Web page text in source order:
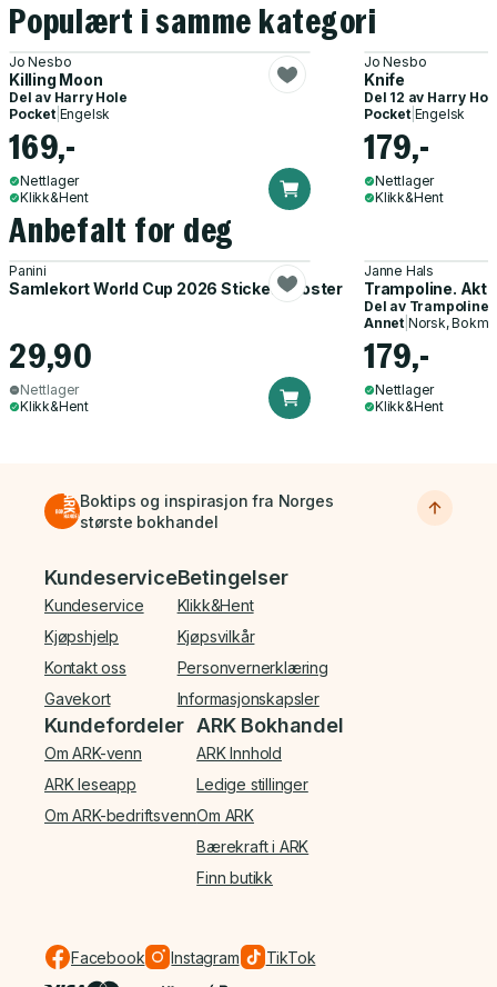
Populært i samme kategori
Jo Nesbo
Killing Moon
Del av Harry Hole
Pocket| Engelsk
169,-
Nettlager
Klikk&Hent
Jo Nesbo
Knife
Del 12 av Harry
Pocket| Engelsk
179,-
Nettlager
Klikk&Hent
Anbefalt for deg
Panini
Samlekort World Cup 2026 Sticker Booster
29,90
Nettlager
Klikk&Hent
Janne Hals
Trampoline.
Del av Trampoline
Annet| Norsk,
179,-
Nettlager
Klikk&Hent
Boktips og inspirasjon fra Norges
største bokhandel
Bunnmeny
Kundeservice
Kundeservice
Kjøpshjelp
Kontakt oss
Gavekort
Betingelser
Klikk&Hent
Kjøpsvilkår
Personvernerklæring
Informasjonskapsler
Kundefordeler
Om ARK-venn
ARK leseapp
Om ARK-bedriftsvenn
ARK Bokhandel
ARK Innhold
Ledige stillinger
Om ARK
Bærekraft i ARK
Finn butikk
Facebook Instagram TikTok